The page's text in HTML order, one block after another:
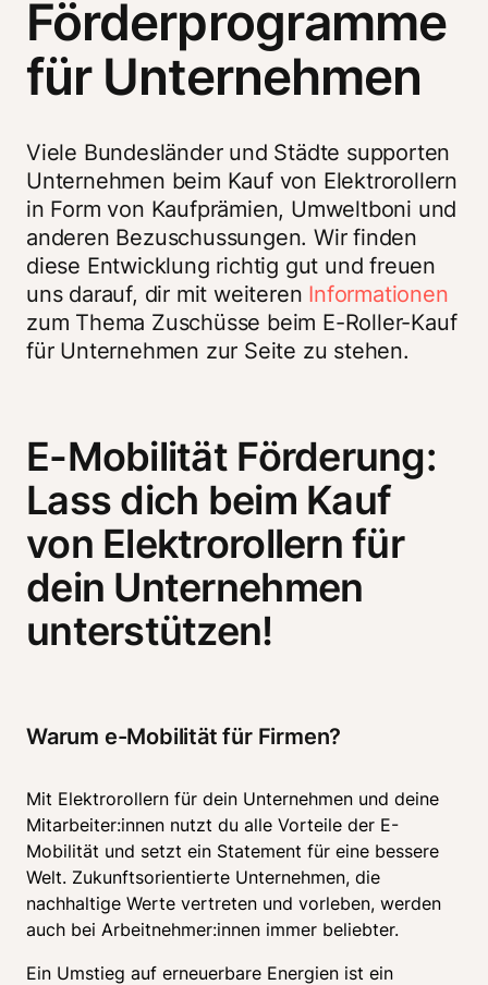
Förderprogramme
für Unternehmen
Viele Bundesländer und Städte supporten
Unternehmen beim Kauf von Elektrorollern
in Form von Kaufprämien, Umweltboni und
anderen Bezuschussungen. Wir finden
diese Entwicklung richtig gut und freuen
uns darauf, dir mit weiteren Informationen
zum Thema Zuschüsse beim E-Roller-Kauf
für Unternehmen zur Seite zu stehen.
E-Mobilität Förderung:
Lass dich beim Kauf
von Elektrorollern für
dein Unternehmen
unterstützen!
Warum e-Mobilität für Firmen?
Mit Elektrorollern für dein Unternehmen und deine
Mitarbeiter:innen nutzt du alle Vorteile der E-
Mobilität und setzt ein Statement für eine bessere
Welt. Zukunftsorientierte Unternehmen, die
nachhaltige Werte vertreten und vorleben, werden
auch bei Arbeitnehmer:innen immer beliebter.
Ein Umstieg auf erneuerbare Energien ist ein